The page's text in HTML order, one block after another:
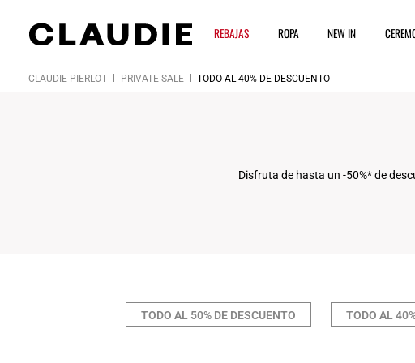
REBAJAS ROPA NEW IN
CLAUDIE PIERLOT PRIVATE SALE TODO AL 40% DE DESCUENTO
Disfruta de hasta un -50%* de
TODO AL 50% DE DESCUENTO TODO AL